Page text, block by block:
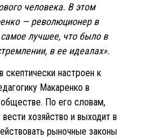
человека. В этом
— революционер в
лучшее, что было в
в ее идеалах».
настроен к
Макаренко в
По его словам,
хозяйство и выходит в
рыночные законы